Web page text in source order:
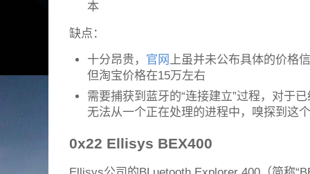
本
缺点：
十分昂贵， 官网 上虽并未公布具体的价格
但淘宝价格在15万左右
需要捕获到蓝牙的“连接建立”过程，对于
无法从一个正在处理的进程中，嗅探到这
0x22 Ellisys BEX400